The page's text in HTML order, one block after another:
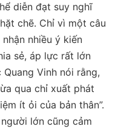
diễn đạt suy nghĩ
chẽ. Chỉ vì một câu
nhiều ý kiến
sẻ, áp lực rất lớn
Vinh nói rằng,
qua chỉ xuất phát
ít ỏi của bản thân”.
lớn cũng cảm